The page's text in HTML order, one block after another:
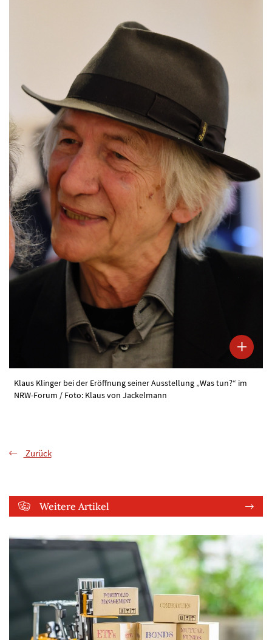
Klaus Klinger bei der Eröffnung seiner Ausstellung „Was tun?“ im
NRW-Forum / Foto: Klaus von Jackelmann
Zurück
Weitere Artikel